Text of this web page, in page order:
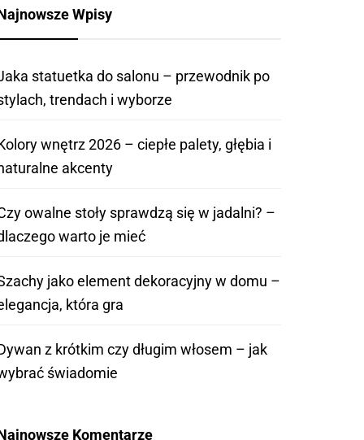
Wpisy
statuetka do salonu – przewodnik po
trendach i wyborze
wnętrz 2026 – ciepłe palety, głębia i
akcenty
owalne stoły sprawdzą się w jadalni? –
warto je mieć
jako element dekoracyjny w domu –
która gra
z krótkim czy długim włosem – jak
świadomie
Komentarze